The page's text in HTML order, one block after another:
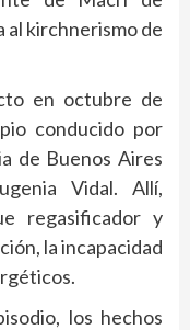
al kirchnerismo de
en octubre de
conducido por
de Buenos Aires
Vidal. Allí,
regasificador y
la incapacidad
los hechos